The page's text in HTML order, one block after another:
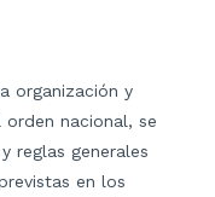
organización y
nacional, se
reglas generales
en los